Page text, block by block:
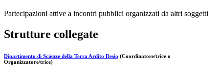
Partecipazioni attive a incontri pubblici organizzati da altri soggetti
Strutture collegate
Dipartimento di Scienze della Terra Ardito Desio (Coordinatore/trice o
Organizzatore/trice)